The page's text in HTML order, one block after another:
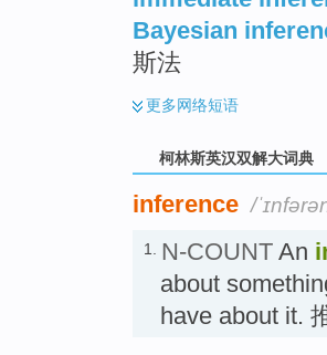
Bayesian
斯法
更多网络短语
柯林斯英汉双解大词典
inference /
1. N-COUNT An
about
have about it.